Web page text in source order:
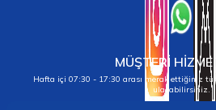
MÜŞTERİ
Hafta içi 07:30 - 17:30 arası merak ettiğiniz
ulaşabilirsiniz.